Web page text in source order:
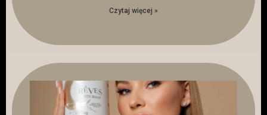
Czytaj więcej »